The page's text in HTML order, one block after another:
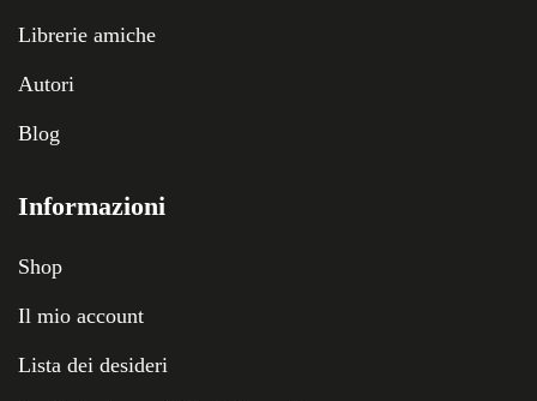
Librerie amiche
Autori
Blog
Informazioni
Shop
Il mio account
Lista dei desideri